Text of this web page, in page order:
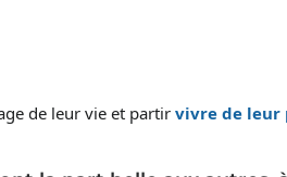
de leur vie et partir vivre de leur